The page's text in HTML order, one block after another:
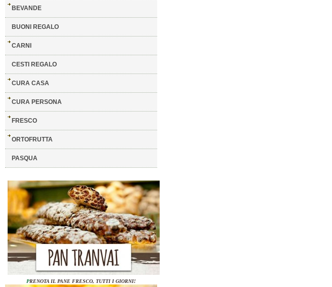
BEVANDE
BUONI REGALO
CARNI
CESTI REGALO
CURA CASA
CURA PERSONA
FRESCO
ORTOFRUTTA
PASQUA
PRENOTA IL PANE FRESCO, TUTTI I GIORNI!